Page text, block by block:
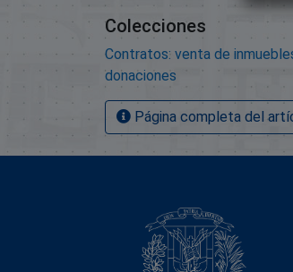
Colecciones
Contratos: venta de
donaciones
Página completa del